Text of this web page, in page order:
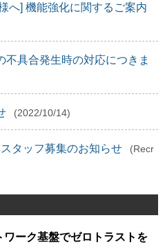
へ] 機能強化に関するご案内
具合発生時の対応につきま
(2022/10/14)
タッフ募集のお知らせ
(Recr
ーク基盤でゼロトラストを